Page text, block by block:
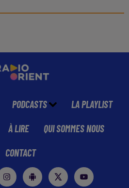
PODCASTS LA PLAYLIST
À LIRE QUI SOMMES NOUS
CONTACT